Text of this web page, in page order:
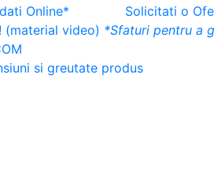
Online*
Solicitati o
(material video) *Sfaturi pentru a
si greutate produs